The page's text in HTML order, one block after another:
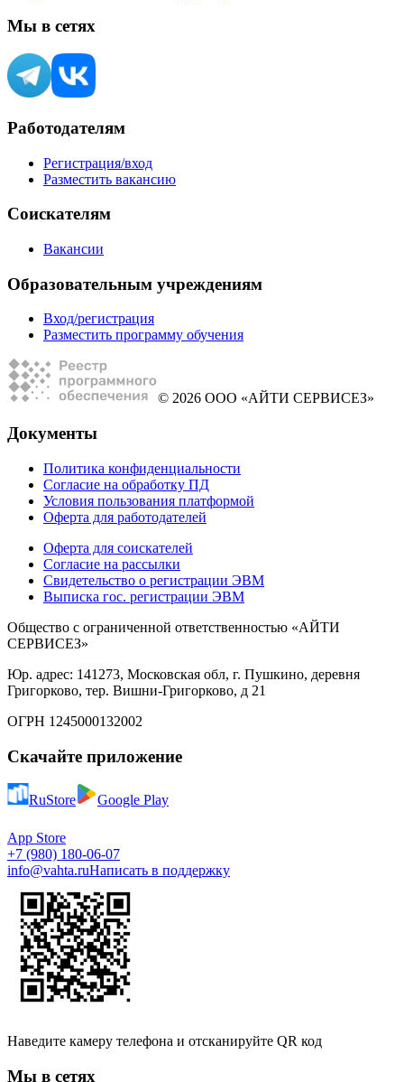
Мы в сетях
Работодателям
Регистрация/вход
Разместить вакансию
Соискателям
Вакансии
Образовательным учреждениям
Вход/регистрация
Разместить программу обучения
© 2026 ООО «АЙТИ СЕРВИСЕЗ»
Документы
Политика конфиденциальности
Согласие на обработку ПД
Условия пользования платформой
Оферта для работодателей
Оферта для соискателей
Согласие на рассылки
Свидетельство о регистрации ЭВМ
Выписка гос. регистрации ЭВМ
Общество с ограниченной ответственностью «АЙТИ
СЕРВИСЕЗ»
Юр. адрес: 141273, Московская обл, г. Пушкино, деревня
Григорково, тер. Вишни-Григорково, д 21
ОГРН 1245000132002
Скачайте приложение
RuStore Google Play
App Store
+7 (980) 180-06-07
info@vahta.ruНаписать в поддержку
Наведите камеру телефона и отсканируйте QR код
Мы в сетях